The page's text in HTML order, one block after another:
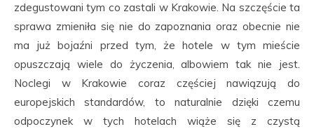
zdegustowani tym co zastali w Krakowie. Na szczęście ta
sprawa zmieniła się nie do zapoznania oraz obecnie nie
ma już bojaźni przed tym, że hotele w tym mieście
opuszczają wiele do życzenia, albowiem tak nie jest.
Noclegi w Krakowie coraz częściej nawiązują do
europejskich standardów, to naturalnie dzięki czemu
odpoczynek w tych hotelach wiąże się z czystą